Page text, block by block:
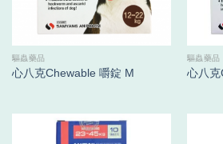
驅蟲藥品
心八克Chewable 嚼錠 M
驅蟲藥品
心八